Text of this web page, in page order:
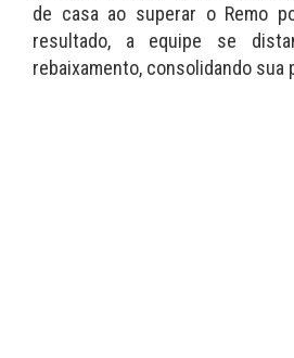
de casa ao superar o Remo
resultado, a equipe se
rebaixamento, consolidando sua